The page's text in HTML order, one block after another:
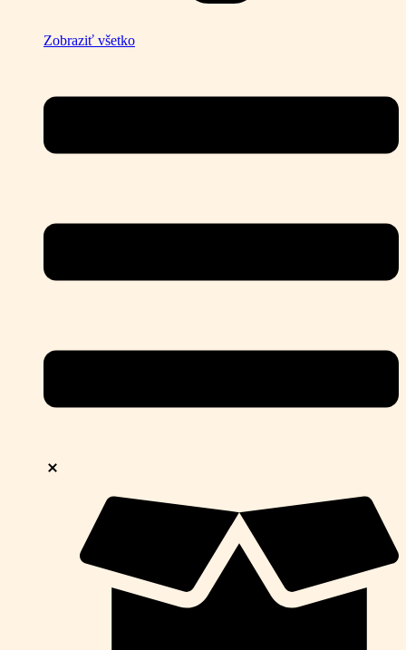
Zobraziť všetko